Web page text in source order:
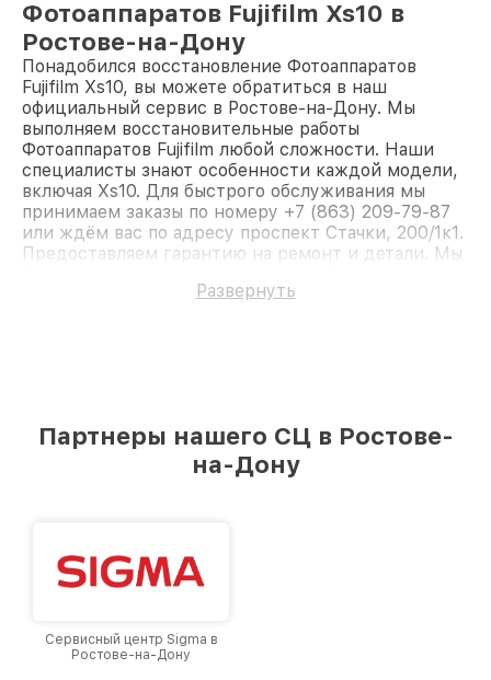
Фотоаппаратов Fujifilm Xs10 в
Ростове-на-Дону
Понадобился восстановление Фотоаппаратов
Fujifilm Xs10, вы можете обратиться в наш
официальный сервис в Ростове-на-Дону. Мы
выполняем восстановительные работы
Фотоаппаратов Fujifilm любой сложности. Наши
специалисты знают особенности каждой модели,
включая Xs10. Для быстрого обслуживания мы
принимаем заказы по номеру +7 (863) 209-79-87
или ждём вас по адресу проспект Стачки, 200/1к1.
Предоставляем гарантию на ремонт и детали. Мы
Развернуть
Партнеры нашего СЦ в Ростове-
на-Дону
Сервисный центр Sigma в
Ростове-на-Дону